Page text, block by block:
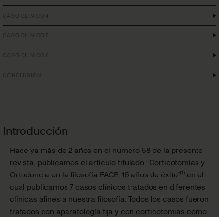
CASO CLÍNICO 4
CASO CLÍNICO 5
CASO CLÍNICO 6
CONCLUSIÓN
Introducción
Hace ya más de 2 años en el número 58 de la presente
revista, publicamos el artículo titulado “Corticotomías y
Ortodoncia en la filosofía FACE: 15 años de éxito”(1) en el
cual publicamos 7 casos clínicos tratados en diferentes
clínicas afines a nuestra filosofía. Todos los casos fueron
tratados con aparatología fija y con corticotomias como